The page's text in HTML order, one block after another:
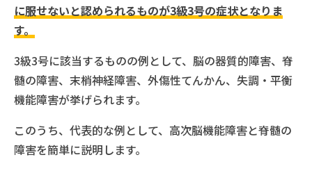
に服せないと認められるものが3級3号の症状となりま
す。
3級3号に該当するものの例として、脳の器質的障害、脊
髄の障害、末梢神経障害、外傷性てんかん、失調・平衡
機能障害が挙げられます。
このうち、代表的な例として、高次脳機能障害と脊髄の
障害を簡単に説明します。